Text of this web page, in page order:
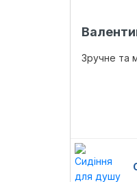
Зручне та